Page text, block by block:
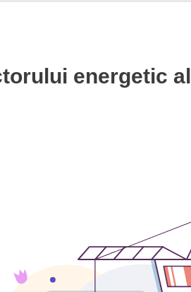
energetic al